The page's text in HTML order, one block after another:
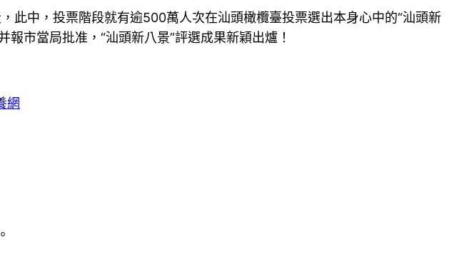
此中，投票階段就有逾500萬人次在汕頭橄欖臺投票選出本身心中的“汕頭新
市當局批准，“汕頭新八景”評選成果新穎出爐！
網